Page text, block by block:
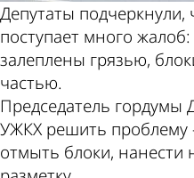
Депутаты подчеркнули,
поступает много
залеплены грязью,
частью.
Председатель гордумы
УЖКХ решить
отмыть блоки, нанести